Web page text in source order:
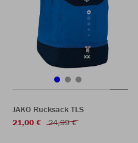
JAKO Rucksack TLS
21,00 €
24,99 €